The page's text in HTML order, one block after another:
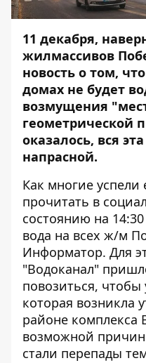
11 декабря,
жилмассивов
новость о том,
домах не будет
возмущения
геометрической
оказалось, вся
напрасной.
Как многие успели
прочитать в
состоянию на
вода на всех ж/м
Информатор. Для
"Водоканал"
повозиться, чтобы
которая возникла
районе комплекса
возможной
стали перепады